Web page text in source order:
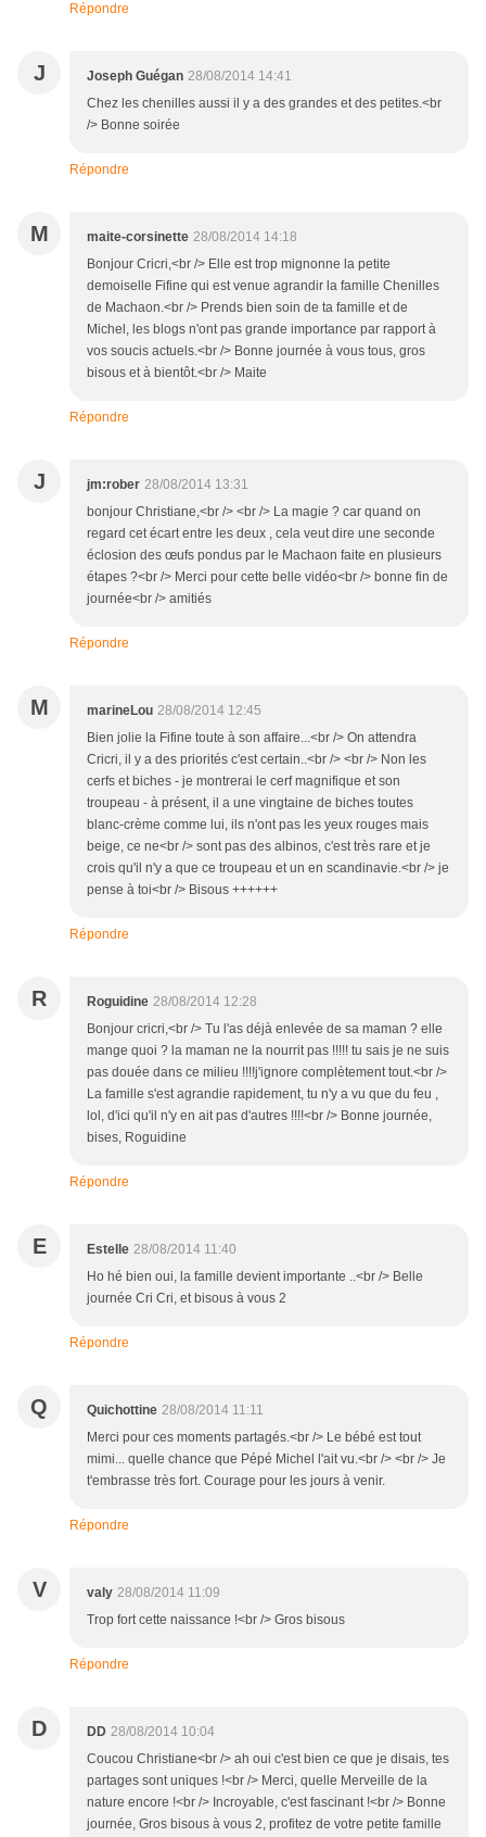
Répondre
J Joseph Guégan 28/08/2014 14:41
Chez les chenilles aussi il y a des grandes et des petites.<br
/> Bonne soirée
Répondre
M maite-corsinette 28/08/2014 14:18
Bonjour Cricri,<br /> Elle est trop mignonne la petite
demoiselle Fifine qui est venue agrandir la famille Chenilles
de Machaon.<br /> Prends bien soin de ta famille et de
Michel, les blogs n'ont pas grande importance par rapport à
vos soucis actuels.<br /> Bonne journée à vous tous, gros
bisous et à bientôt.<br /> Maite
Répondre
J jm:rober 28/08/2014 13:31
bonjour Christiane,<br /> <br /> La magie ? car quand on
regard cet écart entre les deux , cela veut dire une seconde
éclosion des œufs pondus par le Machaon faite en plusieurs
étapes ?<br /> Merci pour cette belle vidéo<br /> bonne fin de
journée<br /> amitiés
Répondre
M marineLou 28/08/2014 12:45
Bien jolie la Fifine toute à son affaire...<br /> On attendra
Cricri, il y a des priorités c'est certain..<br /> <br /> Non les
cerfs et biches - je montrerai le cerf magnifique et son
troupeau - à présent, il a une vingtaine de biches toutes
blanc-crème comme lui, ils n'ont pas les yeux rouges mais
beige, ce ne<br /> sont pas des albinos, c'est très rare et je
crois qu'il n'y a que ce troupeau et un en scandinavie.<br /> je
pense à toi<br /> Bisous ++++++
Répondre
R Roguidine 28/08/2014 12:28
Bonjour cricri,<br /> Tu l'as déjà enlevée de sa maman ? elle
mange quoi ? la maman ne la nourrit pas !!!!! tu sais je ne suis
pas douée dans ce milieu !!!!j'ignore complètement tout.<br />
La famille s'est agrandie rapidement, tu n'y a vu que du feu ,
lol, d'ici qu'il n'y en ait pas d'autres !!!!<br /> Bonne journée,
bises, Roguidine
Répondre
E Estelle 28/08/2014 11:40
Ho hé bien oui, la famille devient importante ..<br /> Belle
journée Cri Cri, et bisous à vous 2
Répondre
Q Quichottine 28/08/2014 11:11
Merci pour ces moments partagés.<br /> Le bébé est tout
mimi... quelle chance que Pépé Michel l'ait vu.<br /> <br /> Je
t'embrasse très fort. Courage pour les jours à venir.
Répondre
V valy 28/08/2014 11:09
Trop fort cette naissance !<br /> Gros bisous
Répondre
D DD 28/08/2014 10:04
Coucou Christiane<br /> ah oui c'est bien ce que je disais, tes
partages sont uniques !<br /> Merci, quelle Merveille de la
nature encore !<br /> Incroyable, c'est fascinant !<br /> Bonne
journée, Gros bisous à vous 2, profitez de votre petite famille